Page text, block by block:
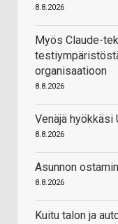
8.8.2026
Myös Claude-
organisaatioon
8.8.2026
Venäjä hyökkäsi
8.8.2026
Asunnon
8.8.2026
Kuitu talon ja